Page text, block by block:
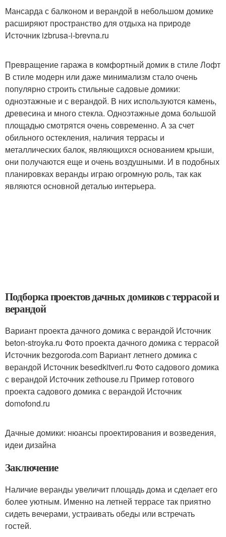
Мансарда с балконом и верандой в небольшом домике
расширяют пространство для отдыха на природе
Источник izbrusa-i-brevna.ru
Превращение гаража в комфортный домик в стиле Лофт
В стиле модерн или даже минимализм стало очень
популярно строить стильные садовые домики:
одноэтажные и с верандой. В них используются камень,
древесина и много стекла. Одноэтажные дома большой
площадью смотрятся очень современно. А за счет
обильного остекления, наличия террасы и
металлических балок, являющихся основанием крыши,
они получаются еще и очень воздушными. И в подобных
планировках веранды играю огромную роль, так как
являются основной деталью интерьера.
Подборка проектов дачных домиков с террасой и
верандой
Вариант проекта дачного домика с верандой Источник
beton-stroyka.ru Фото проекта дачного домика с террасой
Источник bezgoroda.com Вариант летнего домика с
верандой Источник besedkitveri.ru Фото садового домика
с верандой Источник zethouse.ru Пример готового
проекта садового домика с верандой Источник
domofond.ru
Дачные домики: нюансы проектирования и возведения,
идеи дизайна
Заключение
Наличие веранды увеличит площадь дома и сделает его
более уютным. Именно на летней террасе так приятно
сидеть вечерами, устраивать обеды или встречать
гостей.